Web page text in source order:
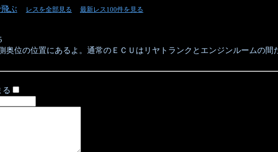
ぶ レスを全部見る 最新レス100件を見る
奥位の位置にあるよ。通常のＥＣＵはリヤトランクとエンジンルームの間
る